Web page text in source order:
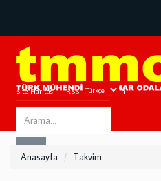
Site Haritası RSS Bize Ulaşın
Search
this
Anasayfa Takvim